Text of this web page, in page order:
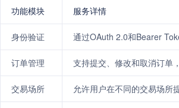
功能模块 服务详情
身份验证 通过OAuth 2.0和Bearer
订单管理 支持提交、修改和取消订单
交易场所 允许用户在不同的交易场所